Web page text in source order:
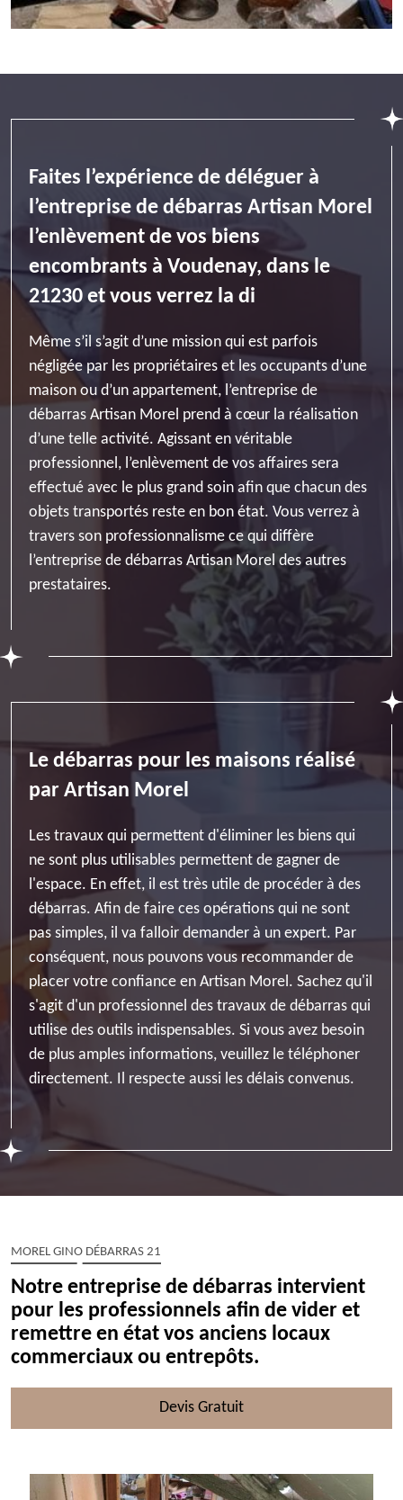
Faites l’expérience de déléguer à
l’entreprise de débarras Artisan Morel
l’enlèvement de vos biens
encombrants à Voudenay, dans le
21230 et vous verrez la di
Même s’il s’agit d’une mission qui est parfois
négligée par les propriétaires et les occupants d’une
maison ou d’un appartement, l’entreprise de
débarras Artisan Morel prend à cœur la réalisation
d’une telle activité. Agissant en véritable
professionnel, l’enlèvement de vos affaires sera
effectué avec le plus grand soin afin que chacun des
objets transportés reste en bon état. Vous verrez à
travers son professionnalisme ce qui diffère
l’entreprise de débarras Artisan Morel des autres
prestataires.
Le débarras pour les maisons réalisé
par Artisan Morel
Les travaux qui permettent d'éliminer les biens qui
ne sont plus utilisables permettent de gagner de
l'espace. En effet, il est très utile de procéder à des
débarras. Afin de faire ces opérations qui ne sont
pas simples, il va falloir demander à un expert. Par
conséquent, nous pouvons vous recommander de
placer votre confiance en Artisan Morel. Sachez qu'il
s'agit d'un professionnel des travaux de débarras qui
utilise des outils indispensables. Si vous avez besoin
de plus amples informations, veuillez le téléphoner
directement. Il respecte aussi les délais convenus.
MOREL GINO DÉBARRAS 21
Notre entreprise de débarras intervient
pour les professionnels afin de vider et
remettre en état vos anciens locaux
commerciaux ou entrepôts.
Devis Gratuit